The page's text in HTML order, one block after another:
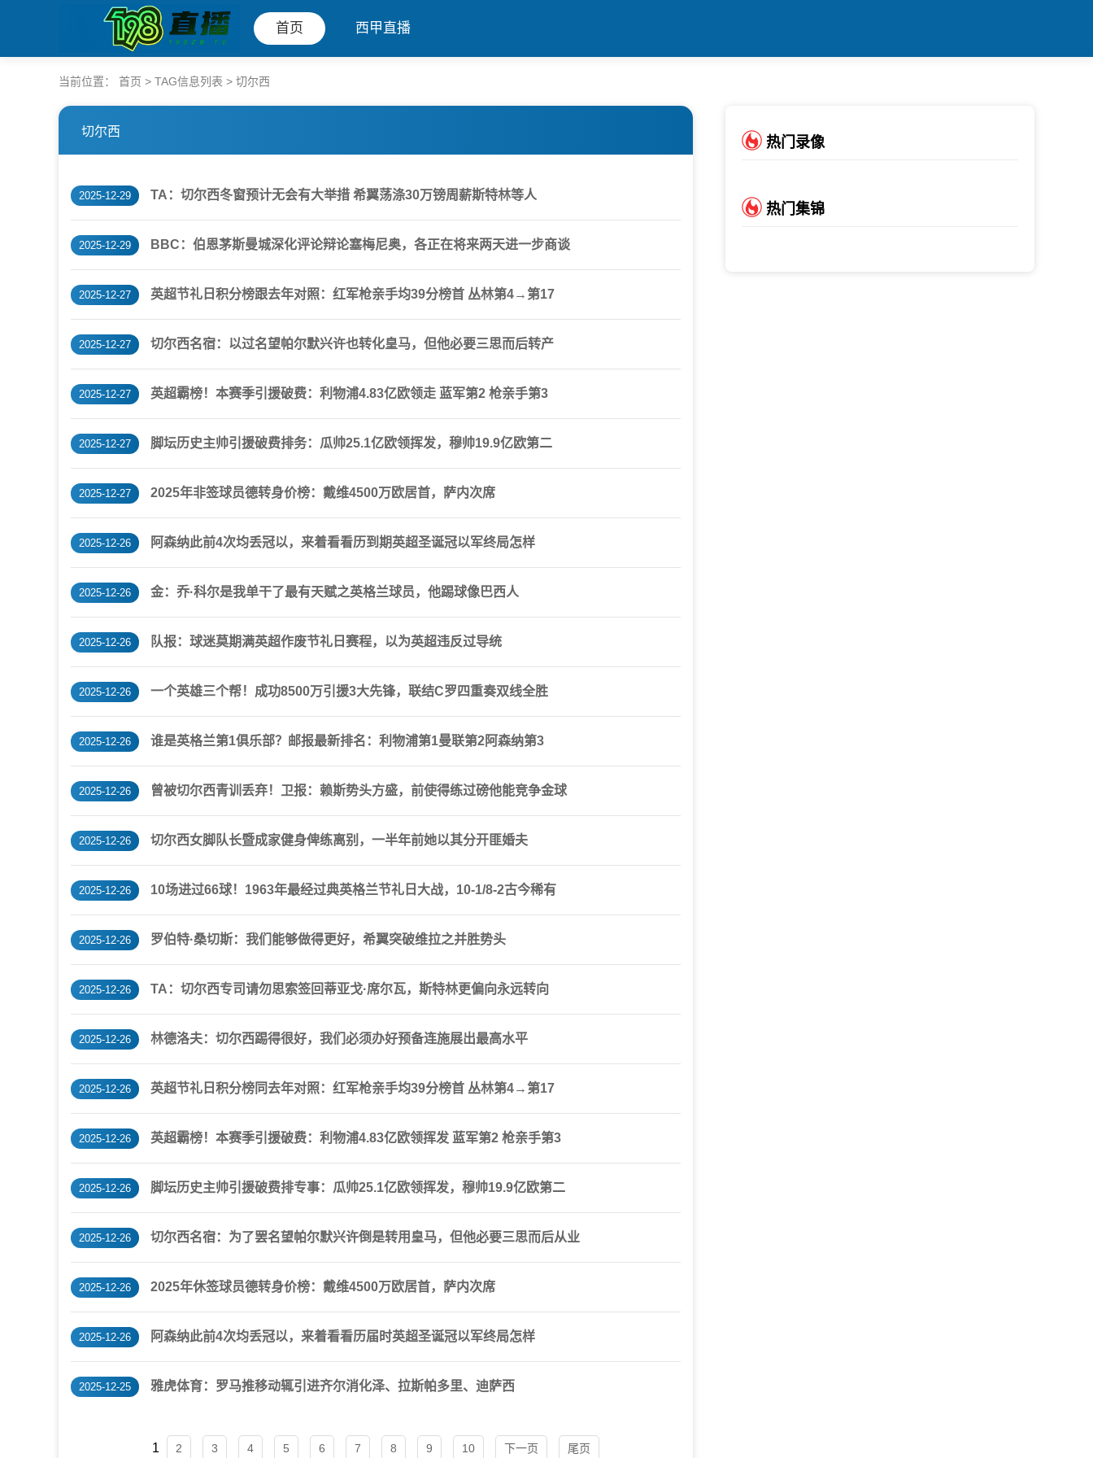
首页 西甲直播
当前位置： 首页 > TAG信息列表 > 切尔西
切尔西
2025-12-29 TA：切尔西冬窗预计无会有大举措 希翼荡涤30万镑周薪斯特林等人
2025-12-29 BBC：伯恩茅斯曼城深化评论辩论塞梅尼奥，各正在将来两天进一步商谈
2025-12-27 英超节礼日积分榜跟去年对照：红军枪亲手均39分榜首 丛林第4→第17
2025-12-27 切尔西名宿：以过名望帕尔默兴许也转化皇马，但他必要三思而后转产
2025-12-27 英超霸榜！本赛季引援破费：利物浦4.83亿欧领走 蓝军第2 枪亲手第3
2025-12-27 脚坛历史主帅引援破费排务：瓜帅25.1亿欧领挥发，穆帅19.9亿欧第二
2025-12-27 2025年非签球员德转身价榜：戴维4500万欧居首，萨内次席
2025-12-26 阿森纳此前4次均丢冠以，来着看看历到期英超圣诞冠以军终局怎样
2025-12-26 金：乔·科尔是我单干了最有天赋之英格兰球员，他踢球像巴西人
2025-12-26 队报：球迷莫期满英超作废节礼日赛程，以为英超违反过导统
2025-12-26 一个英雄三个帮！成功8500万引援3大先锋，联结C罗四重奏双线全胜
2025-12-26 谁是英格兰第1俱乐部？邮报最新排名：利物浦第1曼联第2阿森纳第3
2025-12-26 曾被切尔西青训丢弃！卫报：赖斯势头方盛，前使得练过磅他能竞争金球
2025-12-26 切尔西女脚队长暨成家健身俾练离别，一半年前她以其分开匪婚夫
2025-12-26 10场进过66球！1963年最经过典英格兰节礼日大战，10-1/8-2古今稀有
2025-12-26 罗伯特·桑切斯：我们能够做得更好，希翼突破维拉之并胜势头
2025-12-26 TA：切尔西专司请勿思索签回蒂亚戈·席尔瓦，斯特林更偏向永远转向
2025-12-26 林德洛夫：切尔西踢得很好，我们必须办好预备连施展出最高水平
2025-12-26 英超节礼日积分榜同去年对照：红军枪亲手均39分榜首 丛林第4→第17
2025-12-26 英超霸榜！本赛季引援破费：利物浦4.83亿欧领挥发 蓝军第2 枪亲手第3
2025-12-26 脚坛历史主帅引援破费排专事：瓜帅25.1亿欧领挥发，穆帅19.9亿欧第二
2025-12-26 切尔西名宿：为了罢名望帕尔默兴许倒是转用皇马，但他必要三思而后从业
2025-12-26 2025年休签球员德转身价榜：戴维4500万欧居首，萨内次席
2025-12-26 阿森纳此前4次均丢冠以，来着看看历届时英超圣诞冠以军终局怎样
2025-12-25 雅虎体育：罗马推移动辄引进齐尔消化泽、拉斯帕多里、迪萨西
1 2 3 4 5 6 7 8 9 10 下一页 尾页
热门录像
热门集锦